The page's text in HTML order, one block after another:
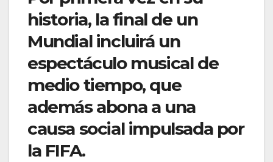
historia, la final de un
Mundial incluirá un
espectáculo musical de
medio tiempo, que
además abona a una
causa social impulsada por
la FIFA.